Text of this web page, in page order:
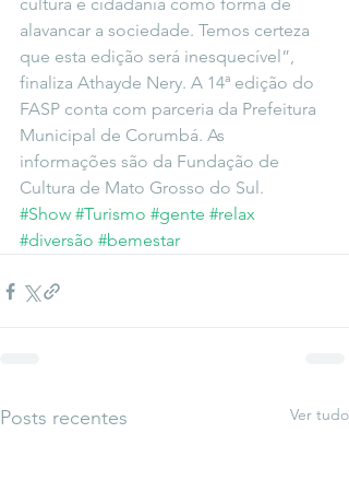
alavancar a sociedade. Temos certeza
que esta edição será inesquecível”,
finaliza Athayde Nery. A 14ª edição do
FASP conta com parceria da Prefeitura
Municipal de Corumbá. As
informações são da Fundação de
Cultura de Mato Grosso do Sul.
#Show #Turismo #gente #relax
#diversão #bemestar
Posts recentes Ver tudo